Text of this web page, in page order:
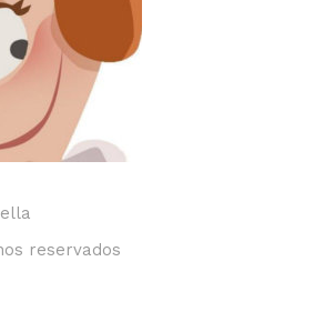
reservados